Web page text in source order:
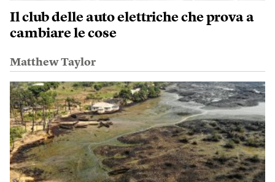
Il club delle auto elettriche che prova a
cambiare le cose
Matthew Taylor